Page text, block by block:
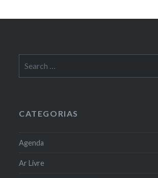
for:
CATEGORIAS
Agenda
Ar Livre